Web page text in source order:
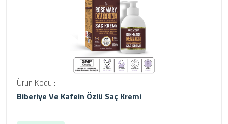
Ürün Kodu :
Biberiye Ve Kafein Özlü Saç Kremi